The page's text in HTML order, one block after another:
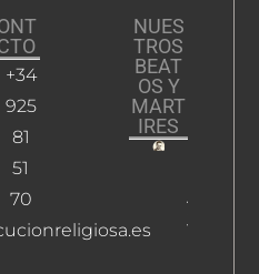
+34
925
81
51
70
NUES
TROS
BEAT
OS Y
MART
IRES
Aguado,
Juan